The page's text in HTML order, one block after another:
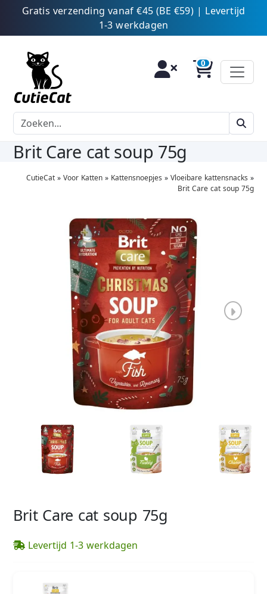
Gratis verzending vanaf €45 (BE €59) | Levertijd
1-3 werkdagen
Brit Care cat soup 75g
CutieCat» Voor Katten» Kattensnoepjes » Vloeibare kattensnacks »
Brit Care cat soup 75g
Brit Care cat soup 75g
Levertijd 1-3 werkdagen